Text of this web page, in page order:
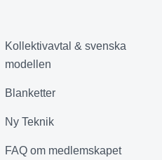
Kollektivavtal & svenska
modellen
Blanketter
Ny Teknik
FAQ om medlemskapet